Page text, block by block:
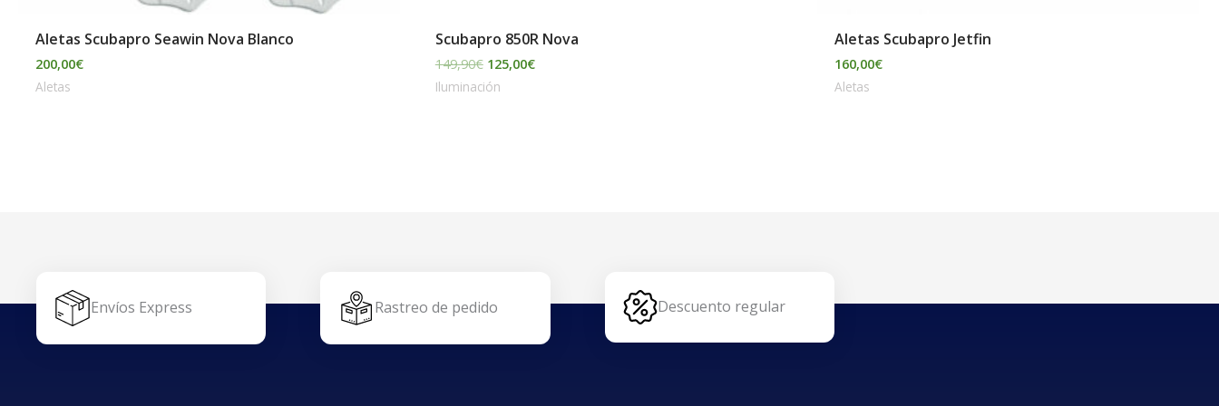
Aletas Scubapro Seawin Nova Blanco
200,00€
Aletas
Scubapro 850R Nova
149,90€ 125,00€
Iluminación
Aletas Scubapro Jetfin
160,00€
Aletas
Envíos Express Rastreo de pedido Descuento regular